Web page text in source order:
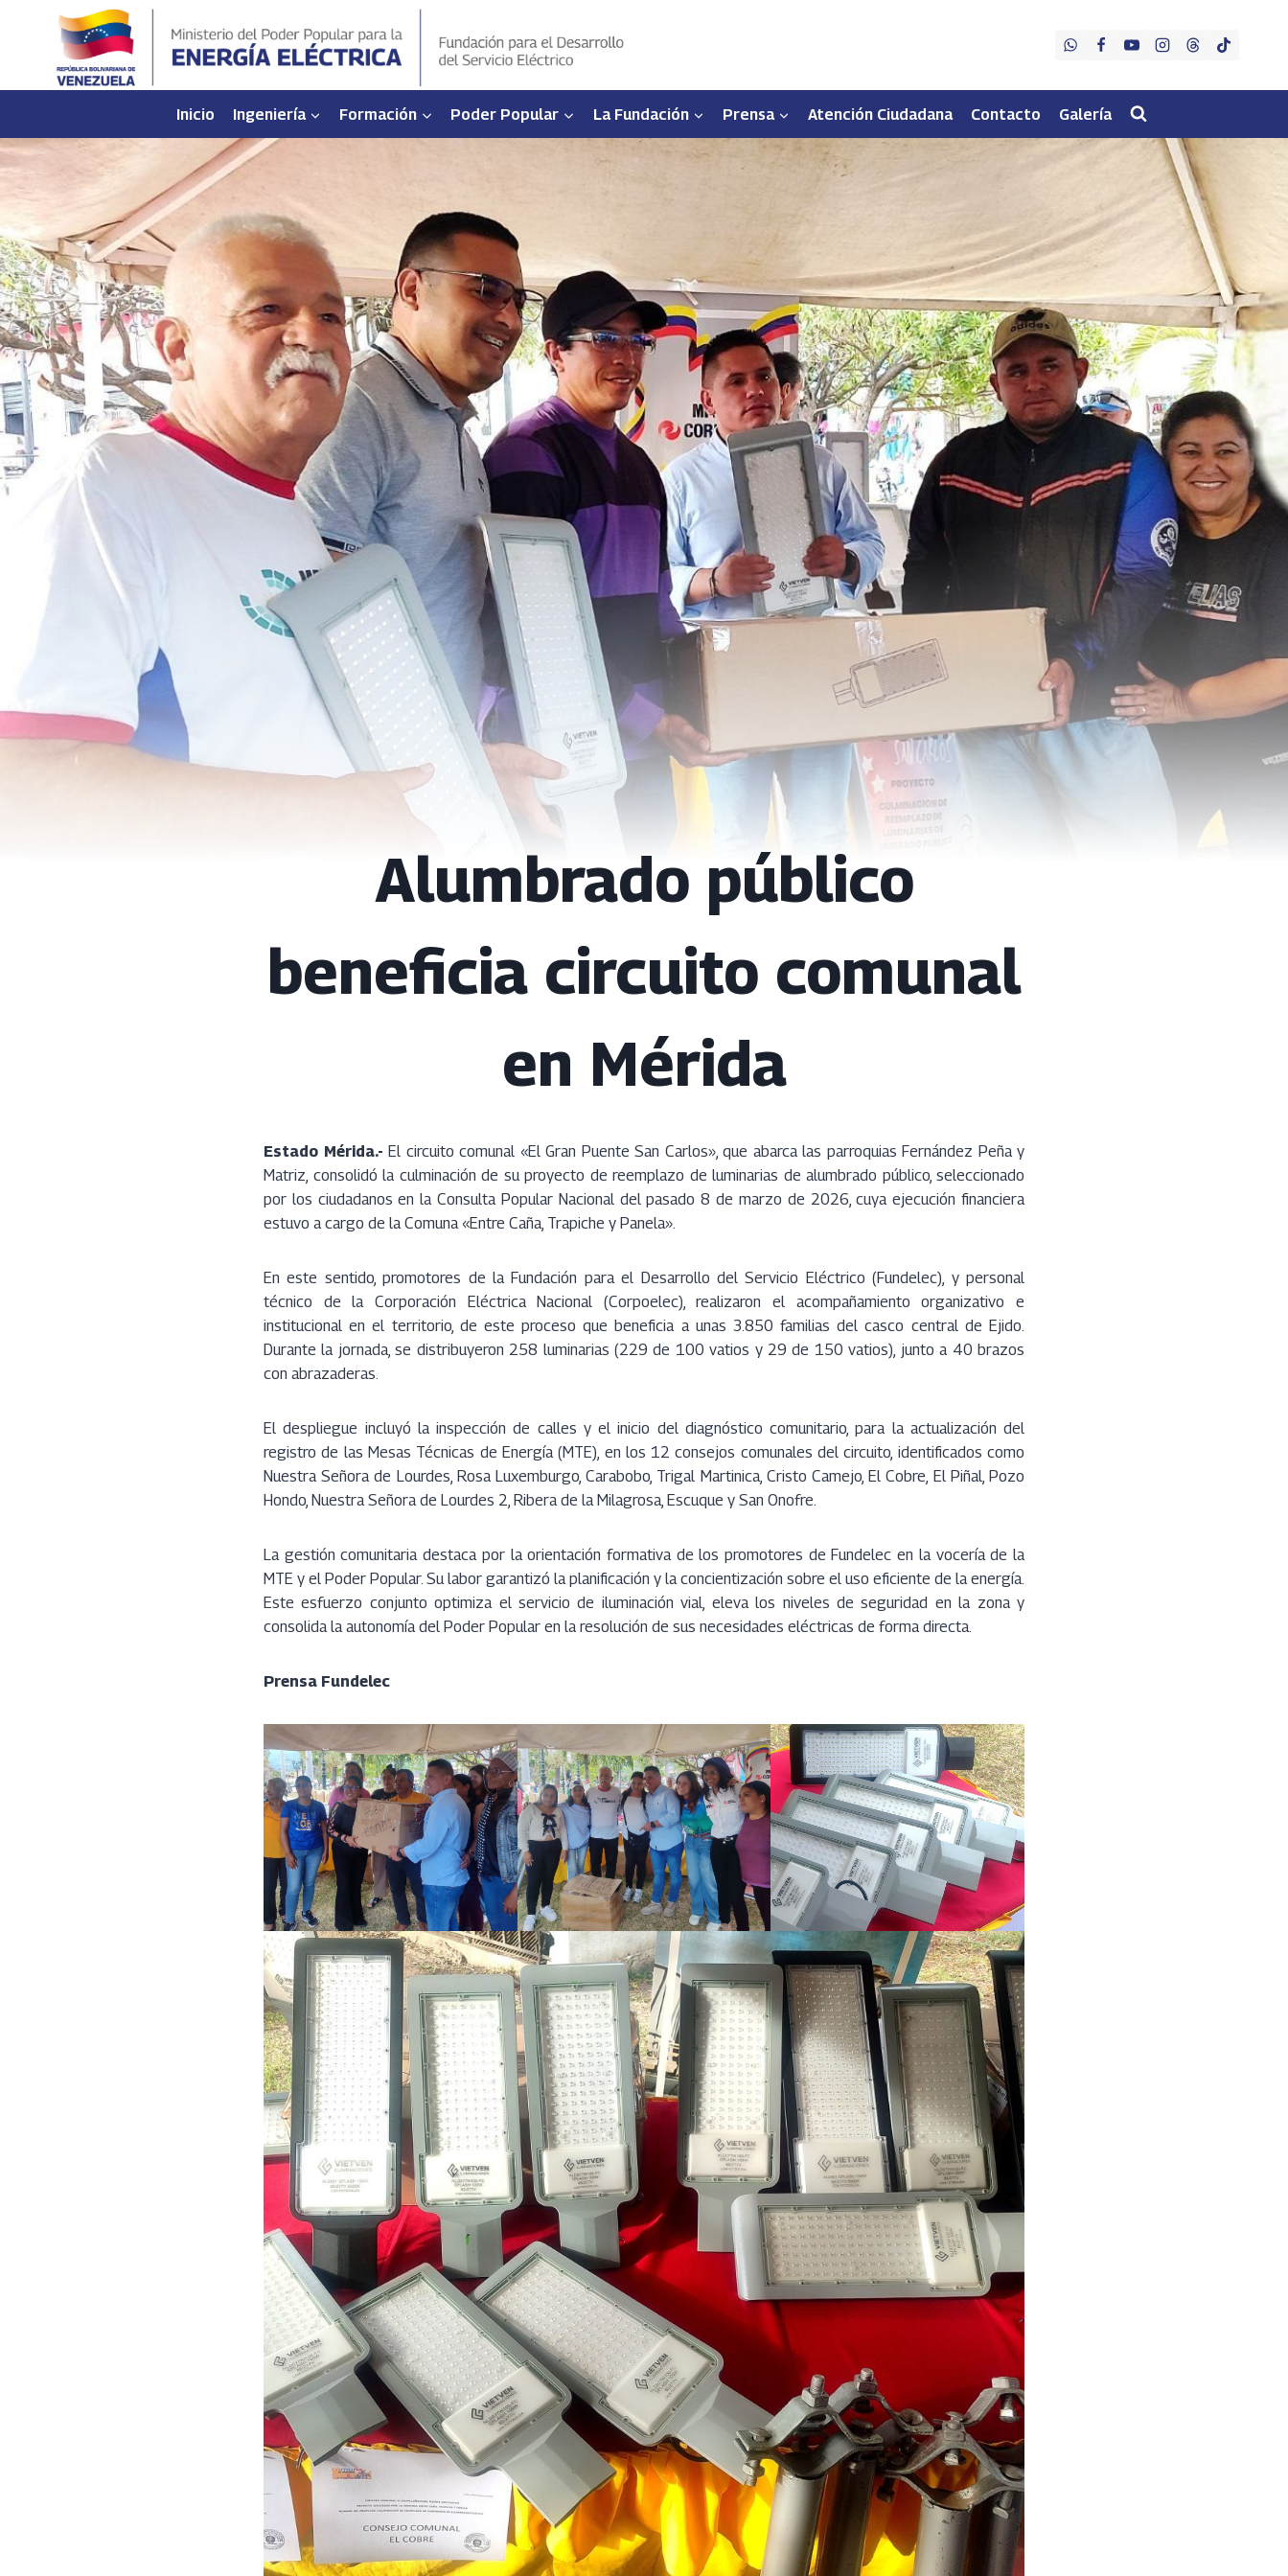
contenido
Inicio Ingeniería Formación Poder Popular La Fundación Prensa Atención Ciudadana Contacto Galería
Alumbrado público
beneficia circuito comunal
en Mérida
Estado Mérida.- El circuito comunal «El Gran Puente San Carlos», que abarca las parroquias Fernández Peña y
Matriz, consolidó la culminación de su proyecto de reemplazo de luminarias de alumbrado público, seleccionado
por los ciudadanos en la Consulta Popular Nacional del pasado 8 de marzo de 2026, cuya ejecución financiera
estuvo a cargo de la Comuna «Entre Caña, Trapiche y Panela».
En este sentido, promotores de la Fundación para el Desarrollo del Servicio Eléctrico (Fundelec), y personal
técnico de la Corporación Eléctrica Nacional (Corpoelec), realizaron el acompañamiento organizativo e
institucional en el territorio, de este proceso que beneficia a unas 3.850 familias del casco central de Ejido.
Durante la jornada, se distribuyeron 258 luminarias (229 de 100 vatios y 29 de 150 vatios), junto a 40 brazos
con abrazaderas.
El despliegue incluyó la inspección de calles y el inicio del diagnóstico comunitario, para la actualización del
registro de las Mesas Técnicas de Energía (MTE), en los 12 consejos comunales del circuito, identificados como
Nuestra Señora de Lourdes, Rosa Luxemburgo, Carabobo, Trigal Martinica, Cristo Camejo, El Cobre, El Piñal, Pozo
Hondo, Nuestra Señora de Lourdes 2, Ribera de la Milagrosa, Escuque y San Onofre.
La gestión comunitaria destaca por la orientación formativa de los promotores de Fundelec en la vocería de la
MTE y el Poder Popular. Su labor garantizó la planificación y la concientización sobre el uso eficiente de la energía.
Este esfuerzo conjunto optimiza el servicio de iluminación vial, eleva los niveles de seguridad en la zona y
consolida la autonomía del Poder Popular en la resolución de sus necesidades eléctricas de forma directa.
Prensa Fundelec